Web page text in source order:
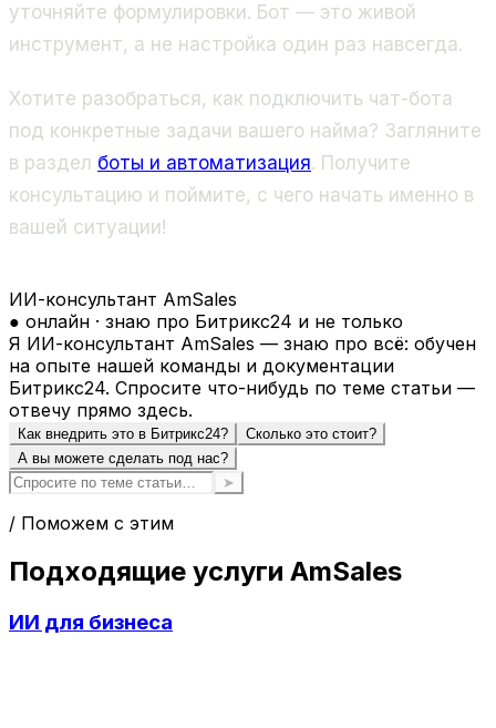
уточняйте формулировки. Бот — это живой
инструмент, а не настройка один раз навсегда.
Хотите разобраться, как подключить чат-бота
под конкретные задачи вашего найма? Загляните
в раздел боты и автоматизация. Получите
консультацию и поймите, с чего начать именно в
вашей ситуации!
ИИ-консультант AmSales
● онлайн · знаю про Битрикс24 и не только
Я ИИ-консультант AmSales — знаю про всё: обучен
на опыте нашей команды и документации
Битрикс24. Спросите что-нибудь по теме статьи —
отвечу прямо здесь.
Как внедрить это в Битрикс24?
Сколько это стоит?
А вы можете сделать под нас?
➤
/ Поможем с этим
Подходящие услуги AmSales
ИИ для бизнеса